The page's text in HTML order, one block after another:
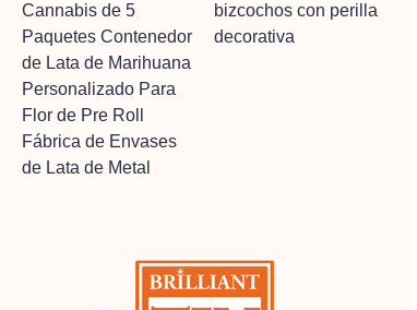
Cannabis de 5
Paquetes Contenedor
de Lata de Marihuana
Personalizado Para
Flor de Pre Roll
Fábrica de Envases
de Lata de Metal
bizcochos con perilla
decorativa